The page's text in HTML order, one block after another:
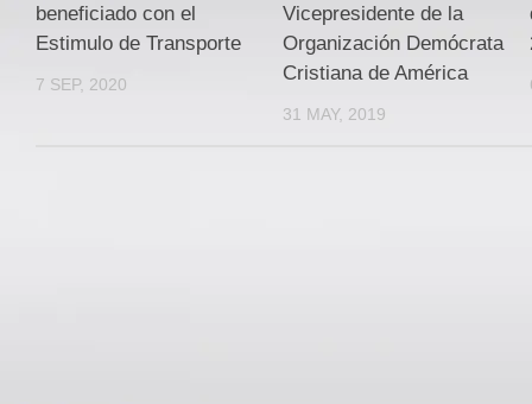
beneficiado con el
Estimulo de Transporte
7 SEP, 2020
Vicepresidente de la
Organización Demócrata
Cristiana de América
31 MAY, 2019